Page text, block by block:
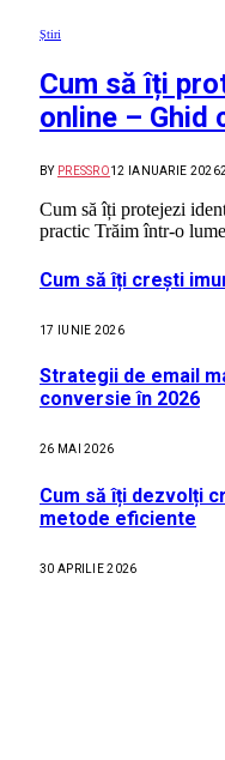
Știri
Cum să îți
online – Ghid
BY PRESSRO12 IANUARIE 2026
Cum să îți protejezi
practic Trăim într-o
Cum să îți crești
17 IUNIE 2026
Strategii de email
conversie în 2026
26 MAI 2026
Cum să îți dezvolți
metode eficiente
30 APRILIE 2026